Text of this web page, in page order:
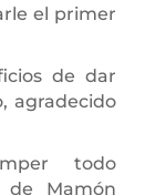
el primer
de dar
agradecido
todo
Mamón